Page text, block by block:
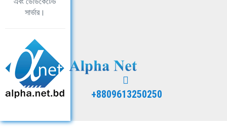
সার্ভার।
+8809613250250